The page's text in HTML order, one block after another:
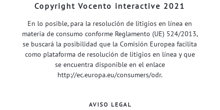
Copyright Vocento interactive 2021
En lo posible, para la resolución de litigios en línea en
materia de consumo conforme Reglamento (UE) 524/2013,
se buscará la posibilidad que la Comisión Europea facilita
como plataforma de resolución de litigios en línea y que
se encuentra disponible en el enlace
http://ec.europa.eu/consumers/odr.
AVISO LEGAL